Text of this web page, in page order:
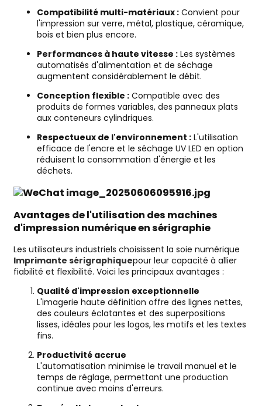
Compatibilité multi-matériaux :Convient pour
l'impression sur verre, métal, plastique, céramique,
bois et bien plus encore.
Performances à haute vitesse :Les systèmes
automatisés d'alimentation et de séchage
augmentent considérablement le débit.
Conception flexible :Compatible avec des
produits de formes variables, des panneaux plats
aux conteneurs cylindriques.
Respectueux de l'environnement :L'utilisation
efficace de l'encre et le séchage UV LED en option
réduisent la consommation d'énergie et les
déchets.
Avantages de l'utilisation des machines
d'impression numérique en sérigraphie
Les utilisateurs industriels choisissent la soie numérique
Imprimante sérigraphiquepour leur capacité à allier
fiabilité et flexibilité. Voici les principaux avantages :
Qualité d'impression exceptionnelle
L'imagerie haute définition offre des lignes nettes,
des couleurs éclatantes et des superpositions
lisses, idéales pour les logos, les motifs et les textes
fins.
Productivité accrue
L'automatisation minimise le travail manuel et le
temps de réglage, permettant une production
continue avec moins d'erreurs.